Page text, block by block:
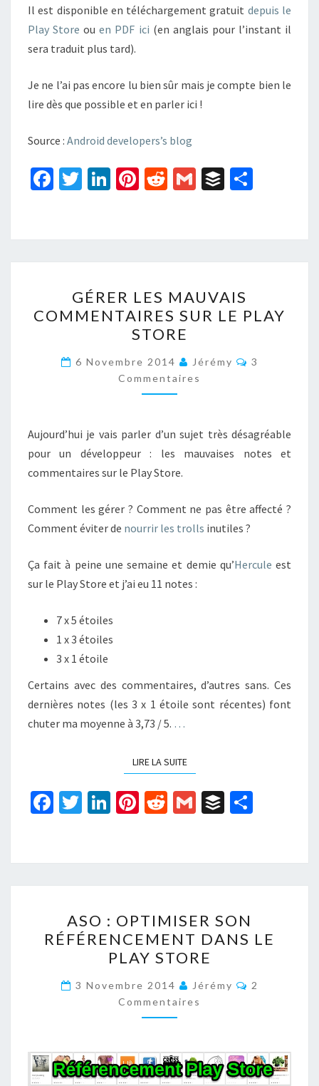
Il est disponible en téléchargement gratuit depuis le
Play Store ouen PDF ici (en anglais pour l’instant il
sera traduit plus tard).
Je ne l’ai pas encore lu bien sûr mais je compte bien le
lire dès que possible et en parler ici !
Source : Android developers’s blog
Fa
o
o
T
er
Li
dI
n
Pi
es
t
R
di
t
G
l
B
er ge
r
LES
MAUVAIS
COMMENTAIRES
SUR
LE
PLAY
GÉRER LES MAUVAIS
COMMENTAIRES SUR LE PLAY
STORE
6 Novembre 2014 Jérémy
3
Commentaires
Aujourd’hui je vais parler d’un sujet très désagréable
pour un développeur : les mauvaises notes et
commentaires sur le Play Store.
Comment les gérer ? Comment ne pas être affecté ?
Comment éviter de nourrir les trolls inutiles ?
Ça fait à peine une semaine et demie qu’Hercule est
sur le Play Store et j’ai eu 11 notes :
7 x 5 étoiles
1 x 3 étoiles
3 x 1 étoile
Certains avec des commentaires, d’autres sans. Ces
dernières notes (les 3 x 1 étoile sont récentes) font
chuter ma moyenne à 3,73 / 5. …
LIRE LA SUITELIRE LA SUITE
Fa
o
o
T
er
Li
dI
n
Pi
es
t
R
di
t
G
l
B
er ge
r
:
OPTIMISER
SON
RÉFÉRENCEMENT
DANS
LE
STORE
ASO : OPTIMISER SON
RÉFÉRENCEMENT DANS LE
PLAY STORE
3 Novembre 2014 Jérémy
2
Commentaires